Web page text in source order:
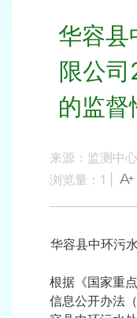
华容县
限公
的监督
来源：监测中心
浏览量： 1
华容县中环污
根据《国家重
信息公开办法